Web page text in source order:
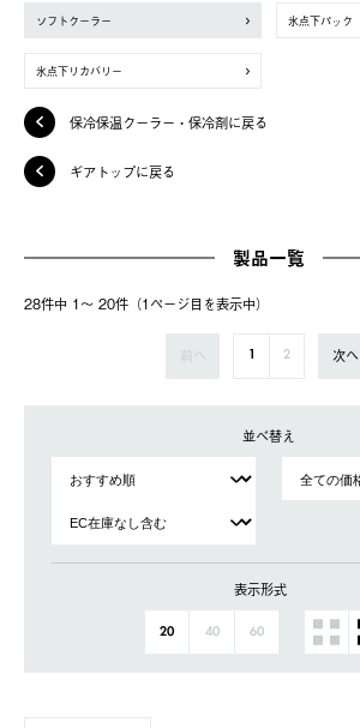
ソフトクーラー 氷点下パック
氷点下リカバリー
保冷保温クーラー・保冷剤に戻る
ギアトップに戻る
製品一覧
28件中 1〜 20件（1ページ⽬を表⽰中）
前へ 1 2 次へ
並べ替え
表示形式
20 40 60